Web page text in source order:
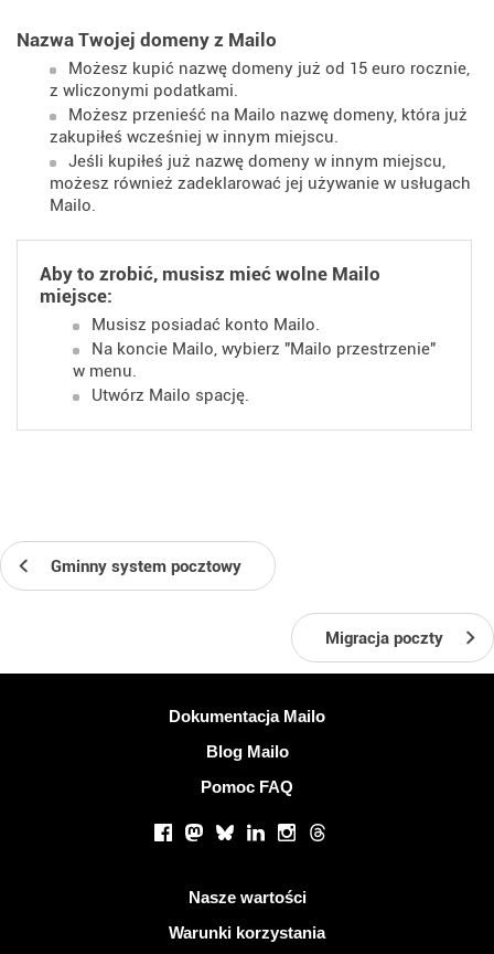
Nazwa Twojej domeny z Mailo
Możesz kupić nazwę domeny już od 15 euro rocznie,
z wliczonymi podatkami.
Możesz przenieść na Mailo nazwę domeny, która już
zakupiłeś wcześniej w innym miejscu.
Jeśli kupiłeś już nazwę domeny w innym miejscu,
możesz również zadeklarować jej używanie w usługach
Mailo.
Aby to zrobić, musisz mieć wolne Mailo
miejsce:
Musisz posiadać konto Mailo.
Na koncie Mailo, wybierz "Mailo przestrzenie"
w menu.
Utwórz Mailo spację.
Gminny system pocztowy
Migracja poczty
Dokumentacja Mailo
Blog Mailo
Pomoc FAQ
Facebook
Mastodon
BlueskyLinkedInInstagram
Threads
Nasze wartości
Warunki korzystania